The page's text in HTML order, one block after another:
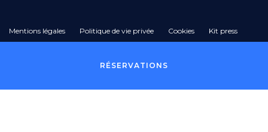
RÉSERVATIONS
Mentions légales Politique de vie privée Cookies Kit press